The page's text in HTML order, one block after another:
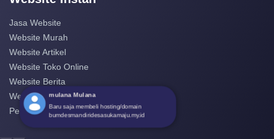
Jasa Website
Website Murah
Website Artikel
Website Toko Online
Website Berita
Website Perusahaan
Pembuatan Website
mulana Mulana
Baru saja membeli hosting/domain
bumdesmandiridesasukamaju.my.id